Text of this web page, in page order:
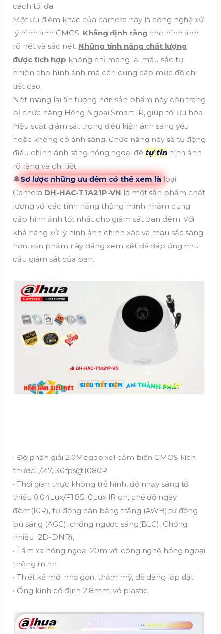
cách tối đa.
Một ưu điểm khác của camera này là công nghệ xử
lý hình ảnh CMOS, Khẳng định rằng cho hình ảnh
rõ nét và sắc nét. Những tính năng chất lượng
được tích hợp không chỉ mang lại màu sắc tự
nhiên cho hình ảnh mà còn cung cấp mức độ chi
tiết cao.
Nét mang lại ấn tượng hơn sản phẩm này còn trang
bị chức năng Hồng Ngoại Smart IR, giúp tối ưu hóa
hiệu suất giám sát trong điều kiện ánh sáng yếu
hoặc không có ánh sáng. Chức năng này sẽ tự động
điều chỉnh ánh sáng hồng ngoại để tự tinhình ảnh
rõ ràng và chi tiết.
🔔Sơ lược những ưu đểm có thể xem là loại
Camera DH-HAC-T1A21P-VN là một sản phẩm chất
lượng với các tính năng thông minh nhằm cung
cấp hình ảnh tốt nhất cho giám sát ban đêm. Với
khả năng xử lý hình ảnh chính xác và màu sắc sáng
hơn, sản phẩm này đáng xem xét để đáp ứng nhu
cầu giám sát của bạn.
• Độ phân giải 2.0Megapixel cảm biến CMOS kích
thước 1/2.7, 30fps@1080P
• Thời gian thực không trễ hình, độ nhạy sáng tối
thiểu 0.04Lux/F1.85, 0Lux IR on, chế độ ngày
đêm(ICR), tự động cân bằng trắng (AWB),tự động
bù sáng (AGC), chống ngược sáng(BLC), Chống
nhiễu (2D-DNR),
• Tầm xa hồng ngoại 20m với công nghệ hồng ngoại
thông minh
• Thiết kế mới nhỏ gọn, thẩm mỹ, dễ dàng lắp đặt
• Ống kính cố định 2.8mm, vỏ plastic.